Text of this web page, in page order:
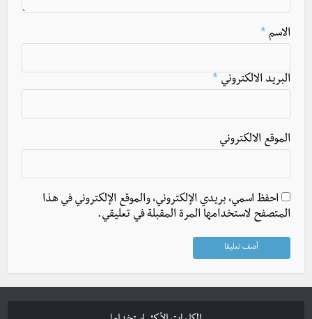
الاسم *
البريد الالكتروني *
الموقع الالكتروني
احفظ اسمي، بريدي الإلكتروني، والموقع الإلكتروني في هذا
المتصفح لاستخدامها المرة المقبلة في تعليقي.